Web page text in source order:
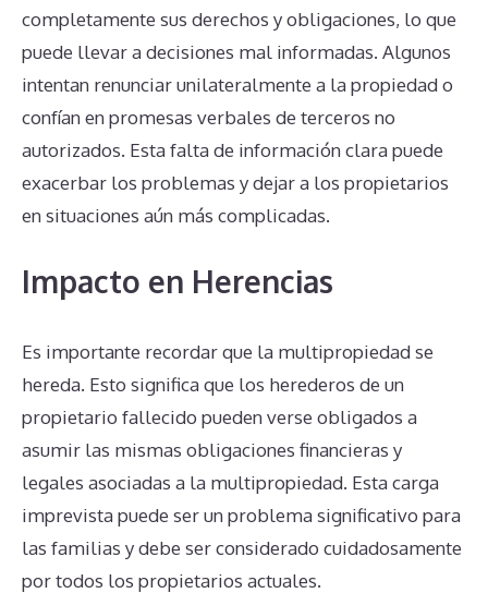
completamente sus derechos y obligaciones, lo que
puede llevar a decisiones mal informadas. Algunos
intentan renunciar unilateralmente a la propiedad o
confían en promesas verbales de terceros no
autorizados. Esta falta de información clara puede
exacerbar los problemas y dejar a los propietarios
en situaciones aún más complicadas.
Impacto en Herencias
Es importante recordar que la multipropiedad se
hereda. Esto significa que los herederos de un
propietario fallecido pueden verse obligados a
asumir las mismas obligaciones financieras y
legales asociadas a la multipropiedad. Esta carga
imprevista puede ser un problema significativo para
las familias y debe ser considerado cuidadosamente
por todos los propietarios actuales.